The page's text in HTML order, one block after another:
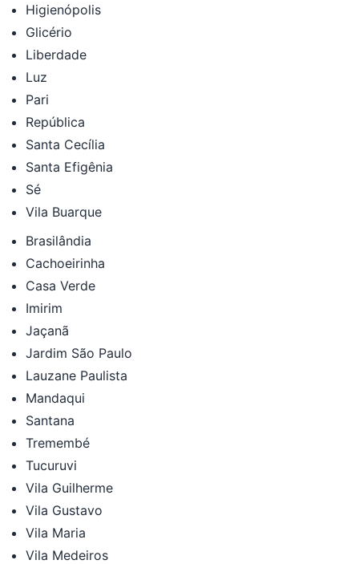
Higienópolis
Glicério
Liberdade
Luz
Pari
República
Santa Cecília
Santa Efigênia
Sé
Vila Buarque
Brasilândia
Cachoeirinha
Casa Verde
Imirim
Jaçanã
Jardim São Paulo
Lauzane Paulista
Mandaqui
Santana
Tremembé
Tucuruvi
Vila Guilherme
Vila Gustavo
Vila Maria
Vila Medeiros